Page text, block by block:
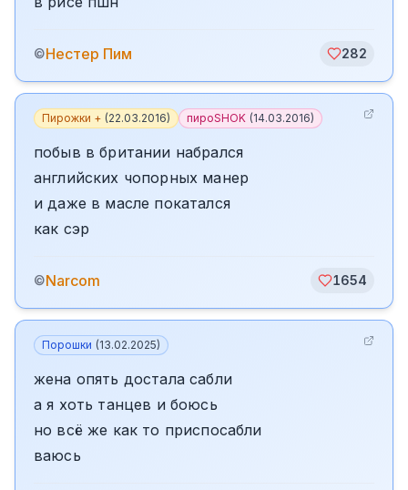
©️Нестер Пим 282
Пирожки + (22.03.2016) пироSHOK (14.03.2016)
побыв в британии набрался
английских чопорных манер
и даже в масле покатался
как сэр
©Narcom 1654
Порошки (13.02.2025)
жена опять достала сабли
а я хоть танцев и боюсь
но всё же как то приспосабли
ваюсь